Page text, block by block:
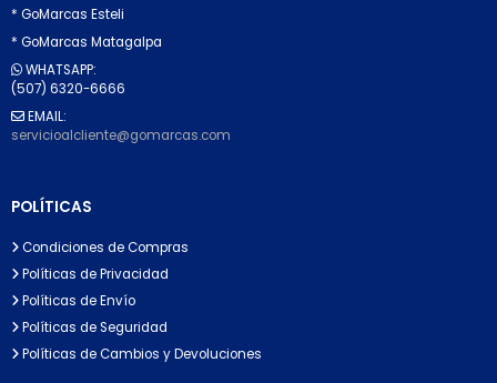
* GoMarcas Esteli
* GoMarcas Matagalpa
WHATSAPP:
(507) 6320-6666
EMAIL:
servicioalcliente@gomarcas.com
POLÍTICAS
Condiciones de Compras
Políticas de Privacidad
Políticas de Envío
Políticas de Seguridad
Políticas de Cambios y Devoluciones